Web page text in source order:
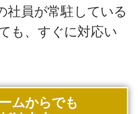
社員が常駐している
も、すぐに対応い
ムからでも